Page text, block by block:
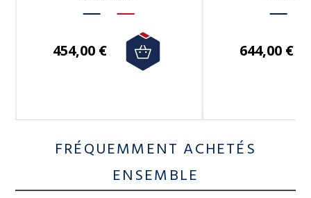
454,00 € 644,00 €
FRÉQUEMMENT ACHETÉS
ENSEMBLE